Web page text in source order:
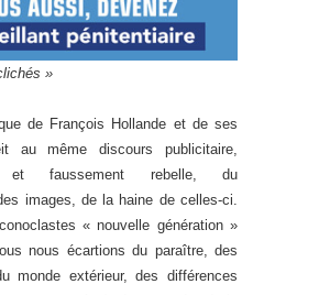
»
de François Hollande et de ses
au même discours publicitaire,
et faussement rebelle, du
images, de la haine de celles-ci.
« nouvelle génération »
nous écartions du paraître, des
monde extérieur, des différences